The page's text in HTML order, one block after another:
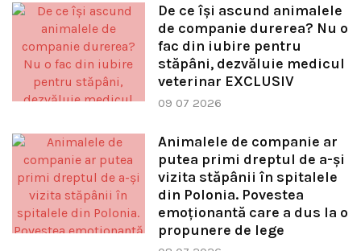
De ce își ascund animalele
de companie durerea? Nu o
fac din iubire pentru
stăpâni, dezvăluie medicul
veterinar EXCLUSIV
09 07 2026
Animalele de companie ar
putea primi dreptul de a-și
vizita stăpânii în spitalele
din Polonia. Povestea
emoționantă care a dus la o
propunere de lege